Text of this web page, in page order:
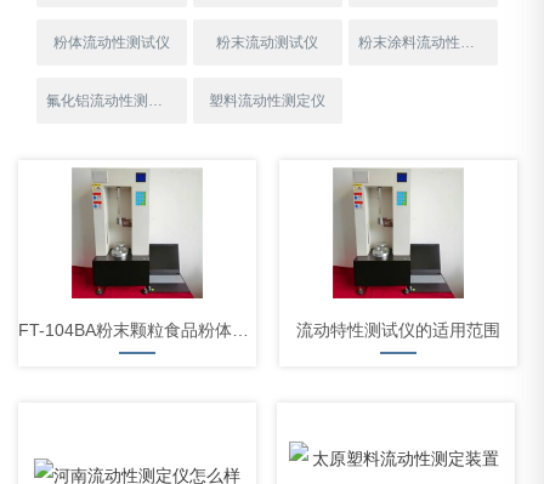
粉体流动性测试仪 粉末流动测试仪 粉末涂料流动性测定仪
氟化铝流动性测试仪 塑料流动性测定仪
流动特性测试仪的适用范围